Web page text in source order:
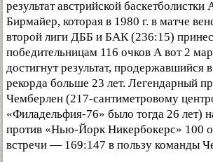
результат австрийской
Бирмайер, которая в 1980 г. в матче
второй лиги ДББ и БАК (236:15)
победительницам 116 очков А вот 2
достигнут результат, продержавшийся
рекорда больше 23 лет. Легендарный
Чемберлен (217-сантиметровому
«Филадельфия-76» было тогда 26 лет)
против «Нью-Йорк Никербокерс» 100
встречи — 169:147 в пользу команды